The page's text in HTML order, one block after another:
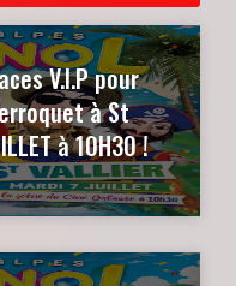
V.I.P pour
à St
à 10H30 !